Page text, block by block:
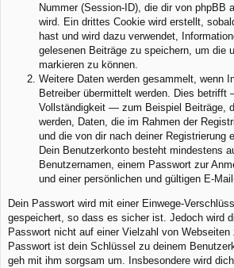
Nummer (Session-ID), die dir von phpBB
wird. Ein drittes Cookie wird erstellt,
hast und wird dazu verwendet,
gelesenen Beiträge zu speichern, um die
markieren zu können.
Weitere Daten werden gesammelt, wenn
Betreiber übermittelt werden. Dies
Vollständigkeit — zum Beispiel Beiträge,
werden, Daten, die im Rahmen der
und die von dir nach deiner Registrierung
Dein Benutzerkonto besteht mindestens
Benutzernamen, einem Passwort zur
und einer persönlichen und gültigen E-
Dein Passwort wird mit einer Einwege-
gespeichert, so dass es sicher ist. Jedoch wird
Passwort nicht auf einer Vielzahl von Webseiten
Passwort ist dein Schlüssel zu deinem
geh mit ihm sorgsam um. Insbesondere wird